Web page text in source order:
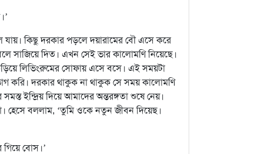
যায়। কিছু দরকার পড়লে দয়ারামের বৌ এসে করে
সাজিয়ে দিত। এখন সেই ভার কালোমণি নিয়েছে।
লিভিংরুমের সোফায় এসে বসে। এই সময়টা
করি। দরকার থাকুক না থাকুক সে সময় কালোমণি
ইন্দ্রিয় দিয়ে আমাদের অন্তরঙ্গতা শুষে নেয়।
হেসে বললাম, ‘তুমি ওকে নতুন জীবন দিয়েছ।
বোস।’